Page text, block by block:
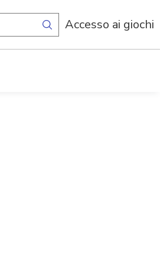
Accesso ai giochi